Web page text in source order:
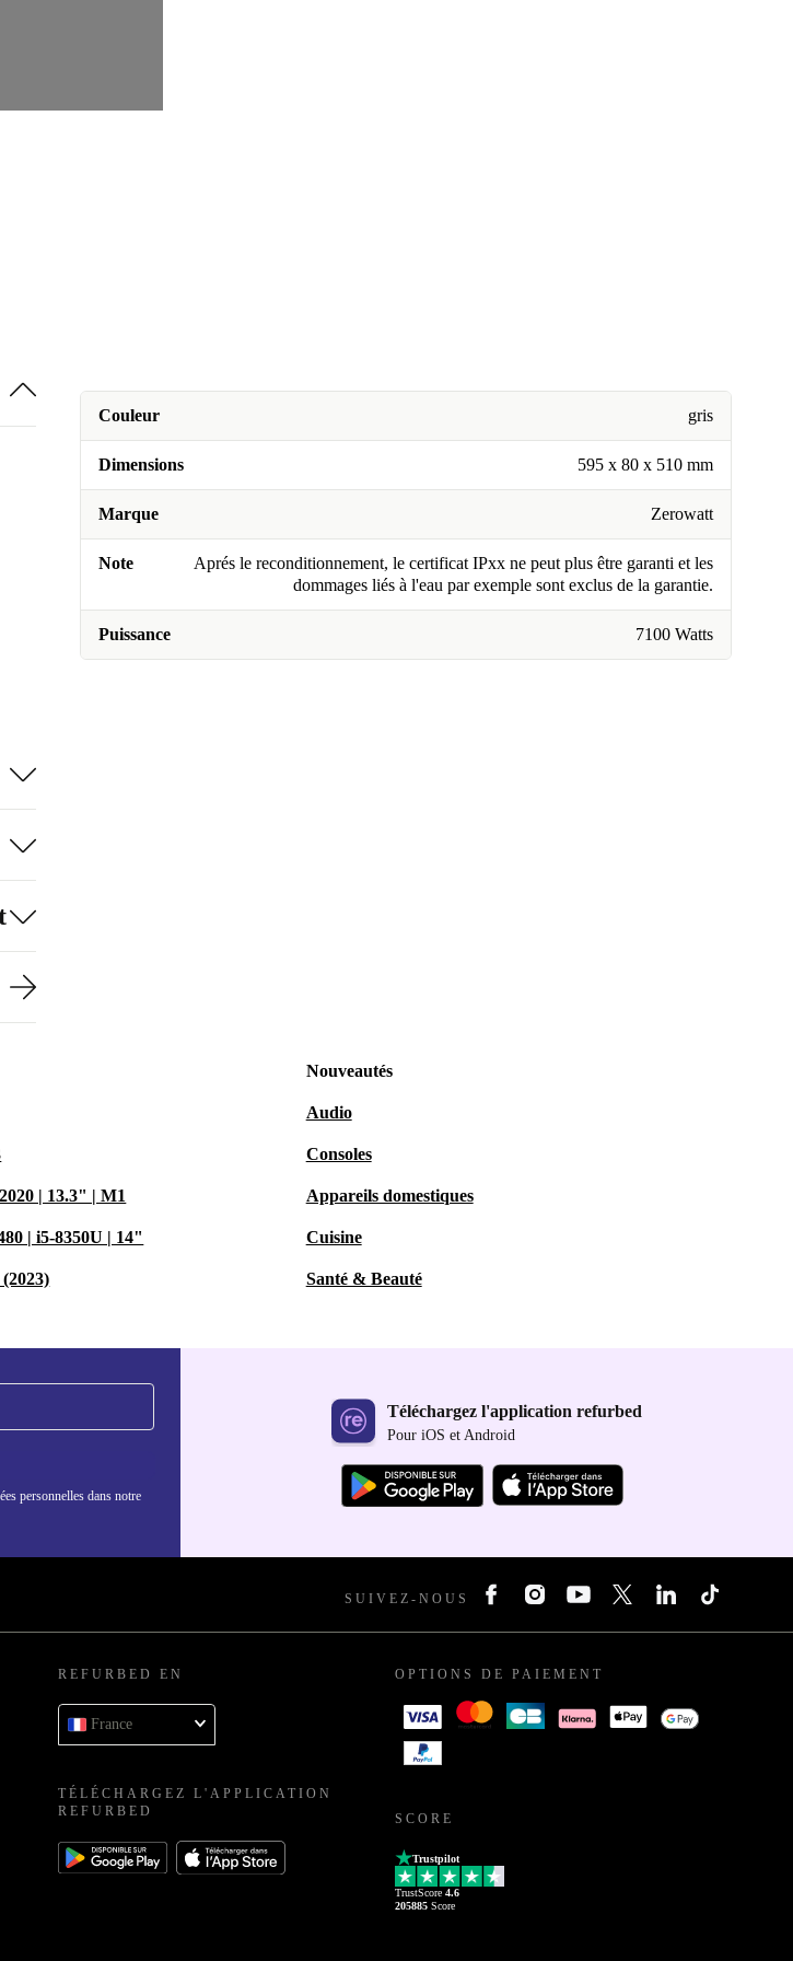
Couleur gris
Dimensions 595 x 80 x 510 mm
Marque Zerowatt
Note
Aprés le reconditionnement, le certificat IPxx ne peut plus être garanti et les
dommages liés à l'eau par exemple sont exclus de la garantie.
Puissance 7100 Watts
| 13.3" | M1
| i5-8350U | 14"
Nouveautés
Audio
Consoles
Appareils domestiques
Cuisine
Santé & Beauté
personnelles dans notre
Téléchargez l'application refurbed
Pour iOS et Android
SUIVEZ-NOUS
REFURBED EN
France
TÉLÉCHARGEZ L'APPLICATION
REFURBED
OPTIONS DE PAIEMENT
SCORE
Trustpilot
TrustScore 4.6
205885 Score